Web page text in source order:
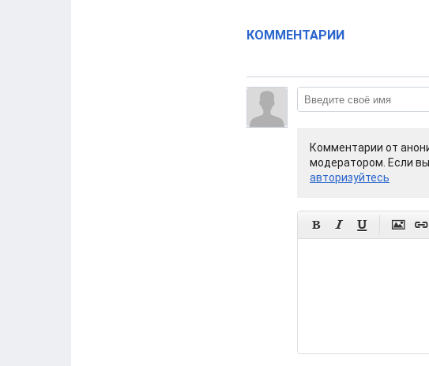
КОММЕНТАРИИ
Комментарии от
модератором. Если
авторизуйтесь
    